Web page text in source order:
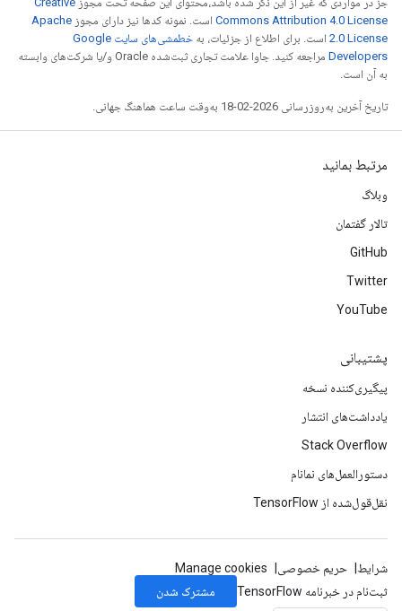
Commons Attribution 4.0 License است. نمونه کدها نیز دارای مجوز Apache
2.0 License است. برای اطلاع از جزئیات، به
خطمشی‌های سایت Google
Developers‏
مراجعه کنید. جاوا علامت تجاری ثبت‌شده Oracle و/یا شرکت‌های وابسته
به آن است.
تاریخ آخرین به‌روزرسانی 2026-02-18 به‌وقت ساعت هماهنگ جهانی.
مرتبط بمانید
وبلاگ
تالار گفتمان
GitHub
Twitter
YouTube
پشتیبانی
پیگیری‌کننده نسخه
یادداشت‌های انتشار
Stack Overflow
دستورالعمل‌های نمانام
نقل‌قول‌شده از TensorFlow
شرایط حریم خصوصی
Manage cookies
ثبت‌نام در خبرنامه TensorFlow
مشترک شدن